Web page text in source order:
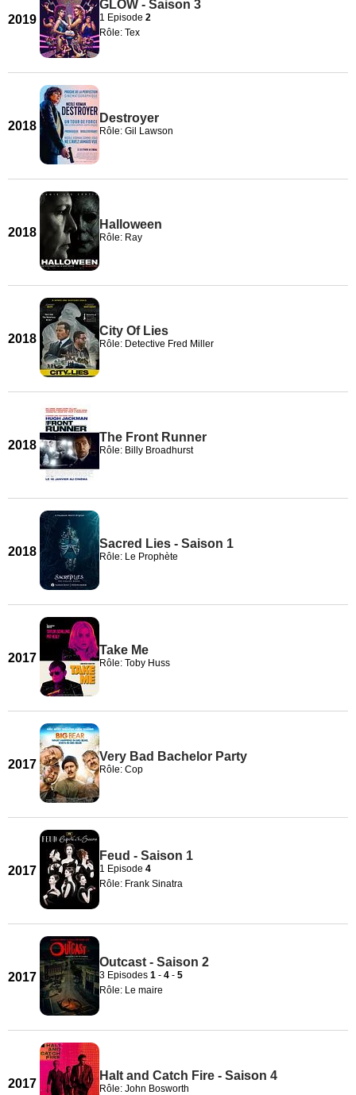
2019
GLOW - Saison 3
1 Episode 2
Rôle: Tex
2018
Destroyer
Rôle: Gil Lawson
2018
Halloween
Rôle: Ray
2018
City Of Lies
Rôle: Detective Fred Miller
2018
The Front Runner
Rôle: Billy Broadhurst
2018
Sacred Lies - Saison 1
Rôle: Le Prophète
2017
Take Me
Rôle: Toby Huss
2017
Very Bad Bachelor Party
Rôle: Cop
2017
Feud - Saison 1
1 Episode 4
Rôle: Frank Sinatra
2017
Outcast - Saison 2
3 Episodes 1 - 4 - 5
Rôle: Le maire
2017
Halt and Catch Fire - Saison 4
Rôle: John Bosworth